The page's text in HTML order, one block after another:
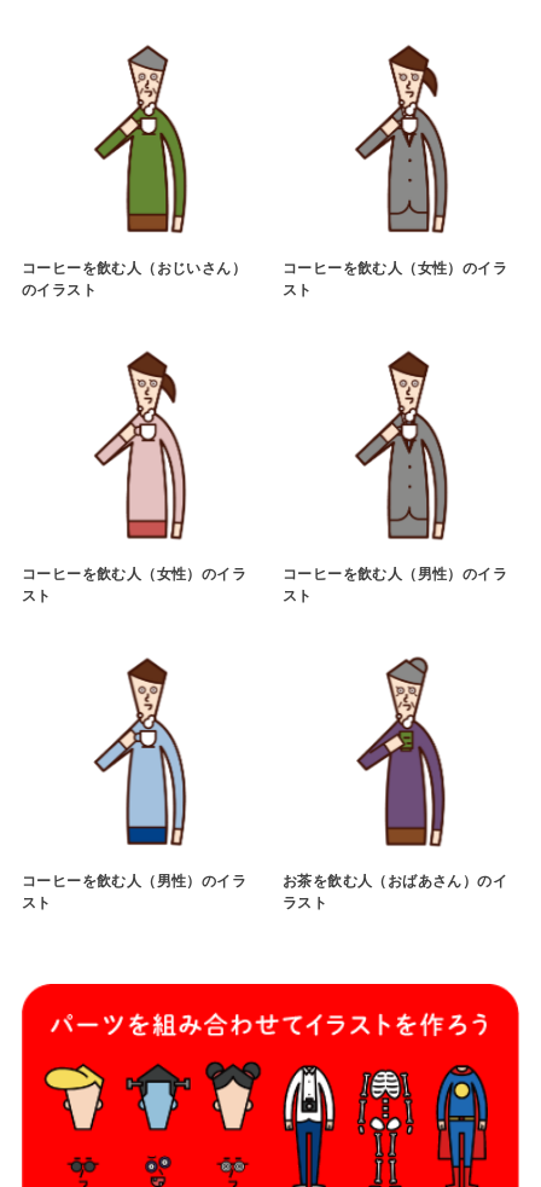
コーヒーを飲む人（おじいさん）
のイラスト
コーヒーを飲む人（女性）のイラ
スト
コーヒーを飲む人（女性）のイラ
スト
コーヒーを飲む人（男性）のイラ
スト
コーヒーを飲む人（男性）のイラ
スト
お茶を飲む人（おばあさん）のイ
ラスト